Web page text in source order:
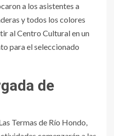
a los asistentes a
y todos los colores
al Centro Cultural en un
para el seleccionado
de
Termas de Río Hondo,